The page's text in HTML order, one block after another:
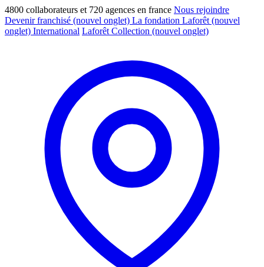
4800 collaborateurs et 720 agences en france Nous rejoindre
Devenir franchisé (nouvel onglet) La fondation Laforêt (nouvel
onglet) International Laforêt Collection (nouvel onglet)